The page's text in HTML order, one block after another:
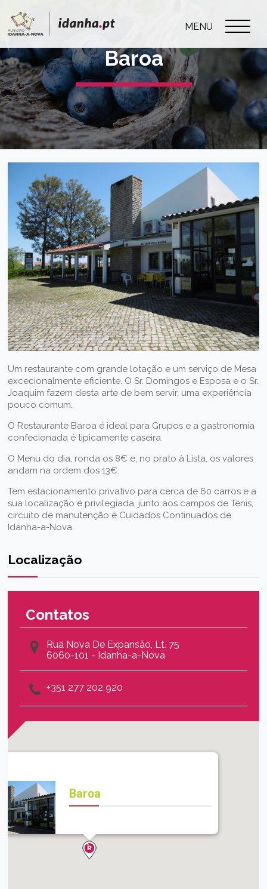
MENU
Baroa
Um restaurante com grande lotação e um serviço de Mesa
excecionalmente eficiente. O Sr. Domingos e Esposa e o Sr.
Joaquim fazem desta arte de bem servir, uma experiência
pouco comum.
O Restaurante Baroa é ideal para Grupos e a gastronomia
confecionada é tipicamente caseira.
O Menu do dia, ronda os 8€ e, no prato à Lista, os valores
andam na ordem dos 13€.
Tem estacionamento privativo para cerca de 60 carros e a
sua localização é privilegiada, junto aos campos de Ténis,
circuito de manutenção e Cuidados Continuados de
Idanha-a-Nova.
Localização
Contatos
Rua Nova De Expansão, Lt. 75
6060-101 - Idanha-a-Nova
+351 277 202 920
Baroa